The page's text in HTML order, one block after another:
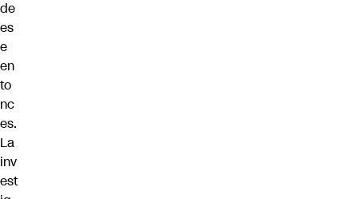
de
es
e
en
to
nc
es.
La
inv
est